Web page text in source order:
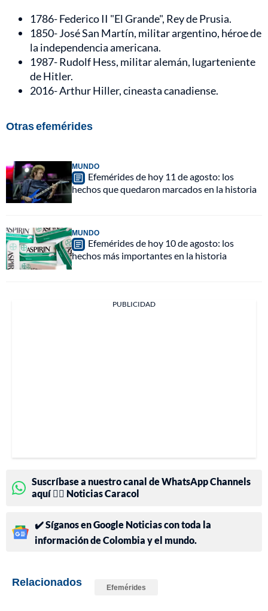
1786- Federico II "El Grande", Rey de Prusia.
1850- José San Martín, militar argentino, héroe de
la independencia americana.
1987- Rudolf Hess, militar alemán, lugarteniente
de Hitler.
2016- Arthur Hiller, cineasta canadiense.
Otras efemérides
MUNDO
Efemérides de hoy 11 de agosto: los
hechos que quedaron marcados en la historia
MUNDO
Efemérides de hoy 10 de agosto: los
hechos más importantes en la historia
PUBLICIDAD
Suscríbase a nuestro canal de WhatsApp Channels
aquí 👉🏻 Noticias Caracol
✔️ Síganos en Google Noticias con toda la
información de Colombia y el mundo.
Relacionados Efemérides